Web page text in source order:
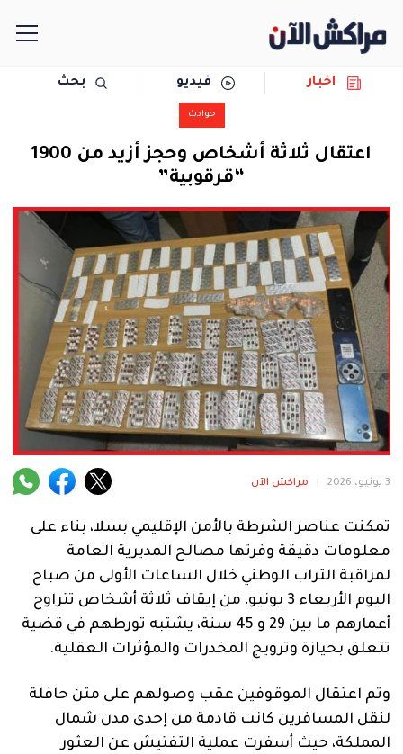
مجتمع
رياضة
حوادث
دولية
المرأة
فنية
منوعة
اخبار فيديو بحث
حوادث
اعتقال ثلاثة أشخاص وحجز أزيد من 1900
“قرقوبية”
3 يونيو، 2026 مراكش الآن
تمكنت عناصر الشرطة بالأمن الإقليمي بسلا، بناء على
معلومات دقيقة وفرتها مصالح المديرية العامة
لمراقبة التراب الوطني خلال الساعات الأولى من صباح
اليوم الأربعاء 3 يونيو، من إيقاف ثلاثة أشخاص تتراوح
أعمارهم ما بين 29 و 45 سنة، يشتبه تورطهم في قضية
تتعلق بحيازة وترويج المخدرات والمؤثرات العقلية.
وتم اعتقال الموقوفين عقب وصولهم على متن حافلة
لنقل المسافرين كانت قادمة من إحدى مدن شمال
المملكة، حيث أسفرت عملية التفتيش عن العثور